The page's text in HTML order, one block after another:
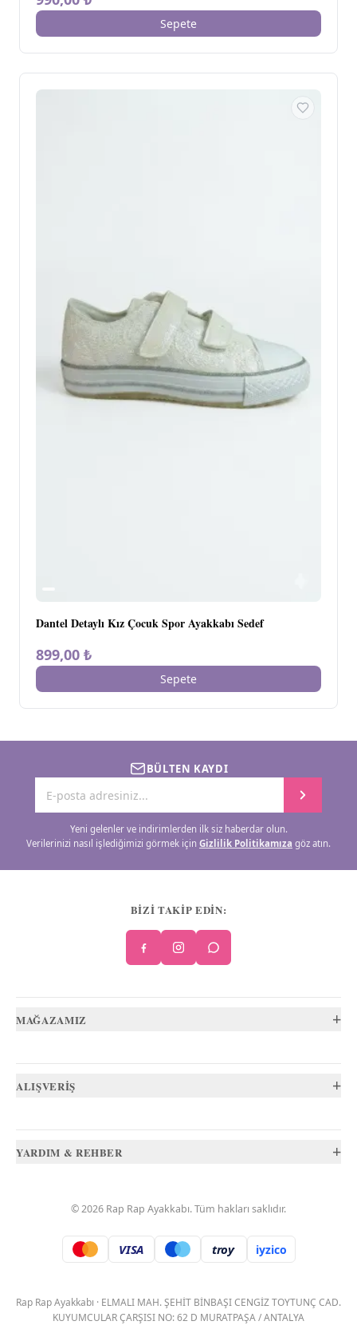
Sepete
Dantel Detaylı Kız Çocuk Spor Ayakkabı Sedef
899,00 ₺
Sepete
BÜLTEN KAYDI
Yeni gelenler ve indirimlerden ilk siz haberdar olun.
Verilerinizi nasıl işlediğimizi görmek için Gizlilik Politikamıza göz atın.
BİZİ TAKİP EDİN:
MAĞAZAMIZ +
ALIŞVERİŞ +
YARDIM & REHBER +
©2026 Rap Rap Ayakkabı. Tüm hakları saklıdır.
VISA troy. iyzico
Rap Rap Ayakkabı · ELMALI MAH. ŞEHİT BİNBAŞI CENGİZ TOYTUNÇ CAD.
KUYUMCULAR ÇARŞISI NO: 62 D MURATPAŞA / ANTALYA